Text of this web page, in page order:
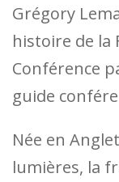
Grégory
histoire de la
Conférence
guide
Née en
lumières, la